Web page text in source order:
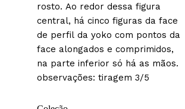
rosto. Ao redor dessa figura
central, há cinco figuras da face
de perfil da yoko com pontos da
face alongados e comprimidos,
na parte inferior só há as mãos.
observações: tiragem 3/5